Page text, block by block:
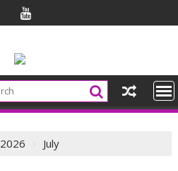
2026 July